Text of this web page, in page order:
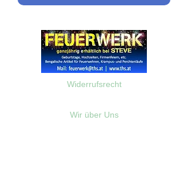
Widerrufsrecht
Wir über Uns